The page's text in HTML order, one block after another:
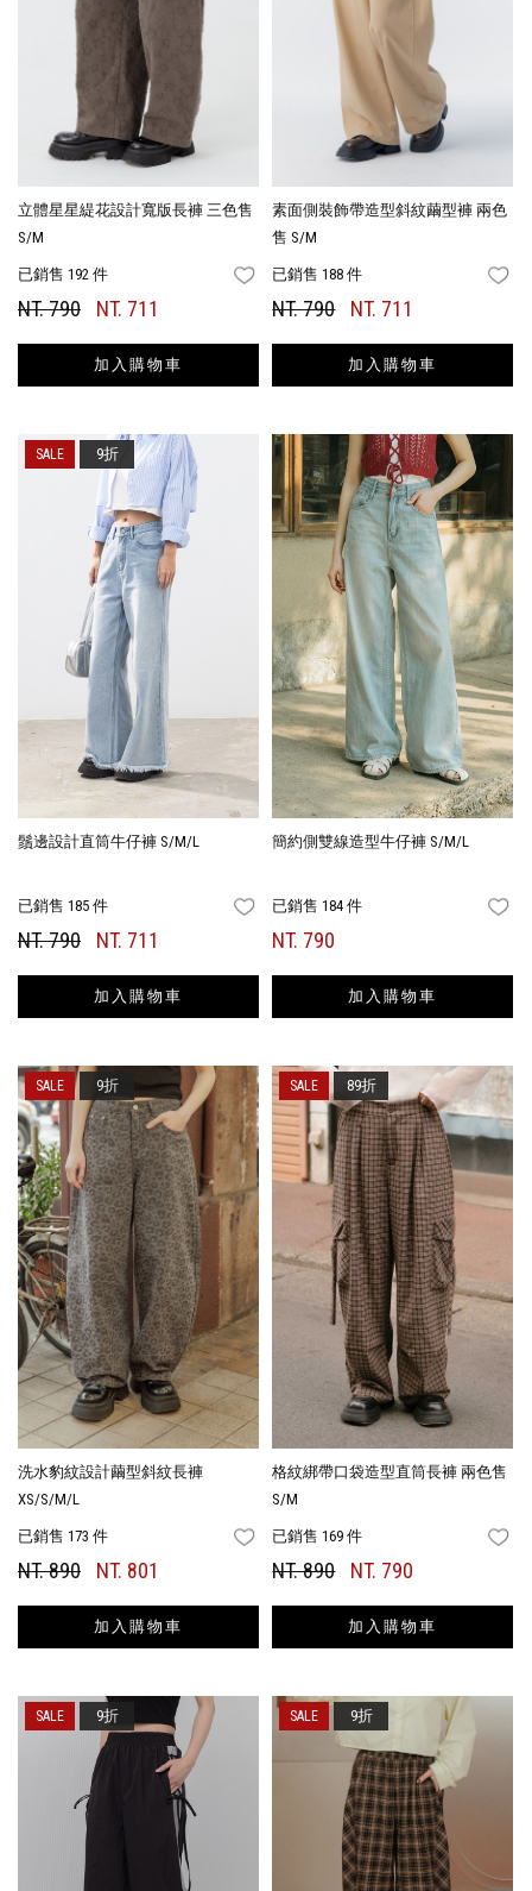
立體星星緹花設計寬版長褲 三色售
S/M
已銷售 192 件 FAVORITES
NT. 790 NT. 711
加入購物車
素面側裝飾帶造型斜紋繭型褲 兩色
售 S/M
已銷售 188 件
NT. 790 NT. 711
加入購物車
鬚邊設計直筒牛仔褲 S/M/L
已銷售 185 件 FAVORITES
NT. 790 NT. 711
加入購物車
9折
簡約側雙線造型牛仔褲 S/M/L
已銷售 184 件
NT. 790
加入購物車
洗水豹紋設計繭型斜紋長褲
XS/S/M/L
已銷售 173 件 FAVORITES
NT. 890 NT. 801
加入購物車
9折
格紋綁帶口袋造型直筒長褲 兩色售
S/M
已銷售 169 件
NT. 890 NT. 790
加入購物車
89折
9折 9折